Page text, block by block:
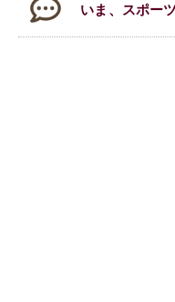
いま、スポー